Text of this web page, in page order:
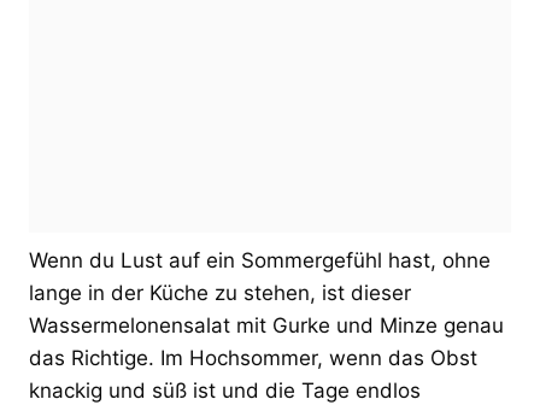
Wenn du Lust auf ein Sommergefühl hast, ohne
lange in der Küche zu stehen, ist dieser
Wassermelonensalat mit Gurke und Minze genau
das Richtige. Im Hochsommer, wenn das Obst
knackig und süß ist und die Tage endlos